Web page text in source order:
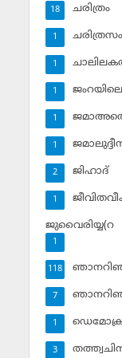
ചരിത്രം
18
1
1
1
1
1
ജിഹാദ്‌
2
1
ജുവൈരിയ്യ(റ
1
118
7
1
3